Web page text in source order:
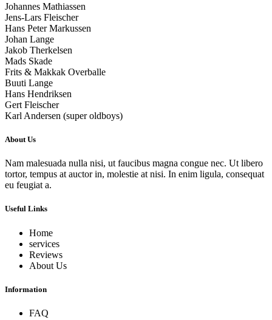
Johannes Mathiassen
Jens-Lars Fleischer
Hans Peter Markussen
Johan Lange
Jakob Therkelsen
Mads Skade
Frits & Makkak Overballe
Buuti Lange
Hans Hendriksen
Gert Fleischer
Karl Andersen (super oldboys)
About Us
Nam malesuada nulla nisi, ut faucibus magna congue nec. Ut libero
tortor, tempus at auctor in, molestie at nisi. In enim ligula, consequat
eu feugiat a.
Useful Links
Home
services
Reviews
About Us
Information
FAQ